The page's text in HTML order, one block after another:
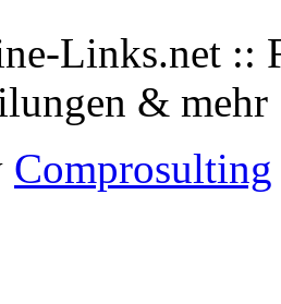
Links.net ::
&
Comprosulting